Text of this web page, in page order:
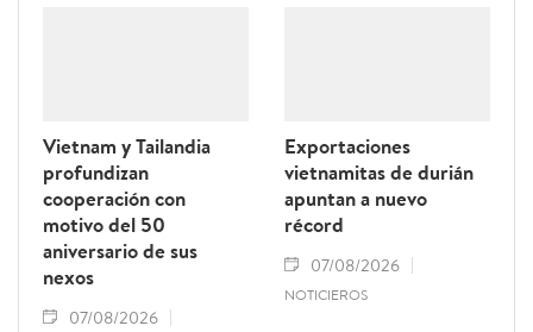
Vietnam y Tailandia
profundizan
cooperación con
motivo del 50
aniversario de sus
nexos
07/08/2026
Exportaciones
vietnamitas de durián
apuntan a nuevo
récord
07/08/2026
NOTICIEROS